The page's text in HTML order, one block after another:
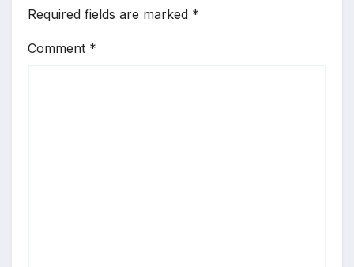
Required fields are marked *
Comment *